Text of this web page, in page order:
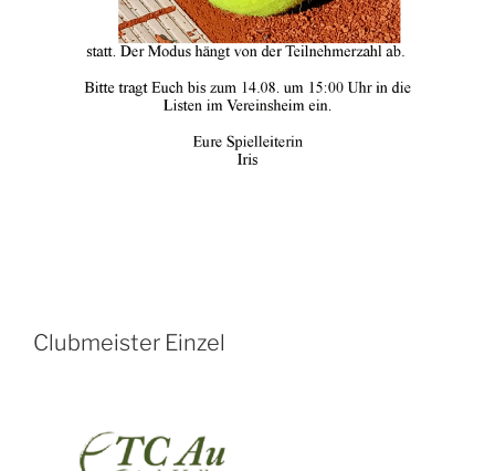
Clubmeister Einzel